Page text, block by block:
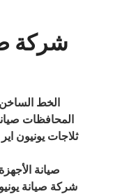
شركة
الخط الساخن
المحافظات
ثلاجات يونيون
صيانة
شركة صيانة